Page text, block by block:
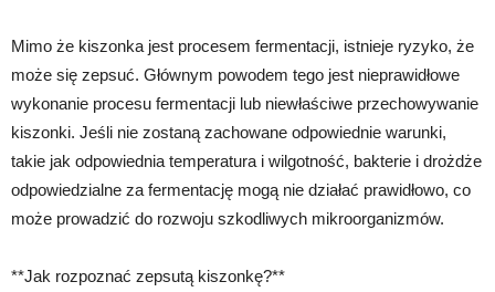
Mimo że kiszonka jest procesem fermentacji, istnieje ryzyko, że
może się zepsuć. Głównym powodem tego jest nieprawidłowe
wykonanie procesu fermentacji lub niewłaściwe przechowywanie
kiszonki. Jeśli nie zostaną zachowane odpowiednie warunki,
takie jak odpowiednia temperatura i wilgotność, bakterie i drożdże
odpowiedzialne za fermentację mogą nie działać prawidłowo, co
może prowadzić do rozwoju szkodliwych mikroorganizmów.
**Jak rozpoznać zepsutą kiszonkę?**